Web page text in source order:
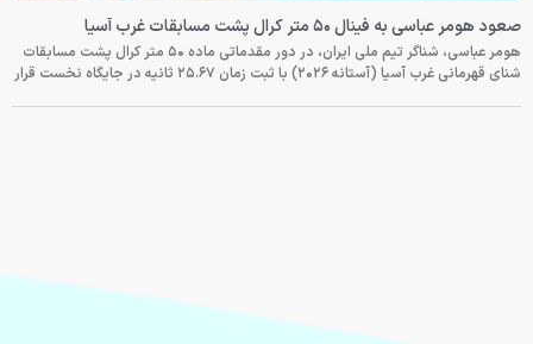
صعود هومر عباسی به فینال ۵۰ متر کرال پشت مسابقات غرب آسیا
هومر عباسی، شناگر تیم ملی ایران، در دور مقدماتی ماده ۵۰ متر کرال پشت مسابقات
شنای قهرمانی غرب آسیا (آستانه ۲۰۲۶) با ثبت زمان ۲۵.۶۷ ثانیه در جایگاه نخست قرار